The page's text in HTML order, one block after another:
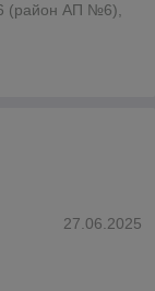
(район АП №6),
27.06.2025